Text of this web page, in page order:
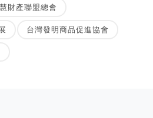
財產聯盟總會
台灣發明商品促進協會